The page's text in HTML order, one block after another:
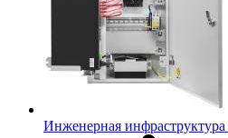
Инженерная инфраструктура